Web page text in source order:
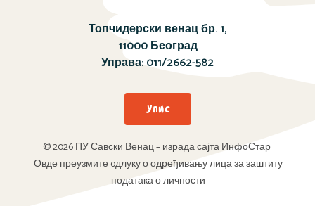
Топчидерски венац бр. 1,
11000 Београд
Управа:011/2662-582
Упис
© 2026 ПУ Савски Венац – израда сајта ИнфоСтар
Овде преузмите oдлуку о одређивању лица за заштиту
података о личности